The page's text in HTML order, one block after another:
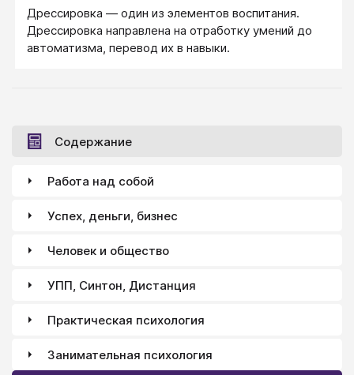
Дрессировка — один из элементов воспитания.
Дрессировка направлена на отработку умений до
автоматизма, перевод их в навыки.
Содержание
Работа над собой
Успех, деньги, бизнес
Человек и общество
УПП, Синтон, Дистанция
Практическая психология
Занимательная психология